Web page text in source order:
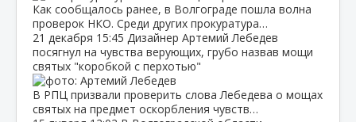
Как сообщалось ранее, в Волгограде пошла волна
проверок НКО. Среди других прокуратура…
21 декабря 15:45 Дизайнер Артемий Лебедев
посягнул на чувства верующих, грубо назвав мощи
святых "коробкой с перхотью"
В РПЦ призвали проверить слова Лебедева о мощах
святых на предмет оскорбления чувств…